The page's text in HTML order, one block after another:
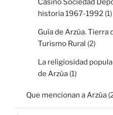
Casino Sociedad
historia 1967-1992 (1)
Guía de Arzúa. Tierra
Turismo Rural (2)
La religiosidad
de Arzúa (1)
Que mencionan a Arzúa